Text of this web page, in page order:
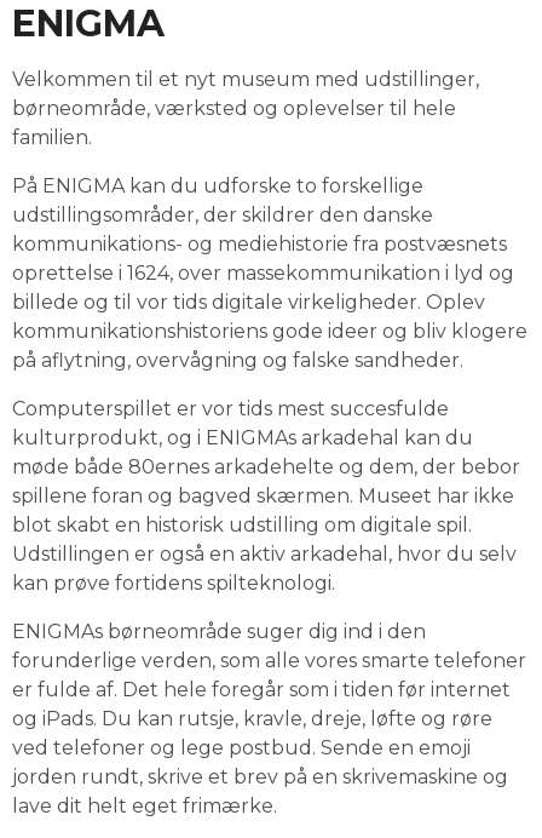
ENIGMA
Velkommen til et nyt museum med udstillinger,
børneområde, værksted og oplevelser til hele
familien.
På ENIGMA kan du udforske to forskellige
udstillingsområder, der skildrer den danske
kommunikations- og mediehistorie fra postvæsnets
oprettelse i 1624, over massekommunikation i lyd og
billede og til vor tids digitale virkeligheder. Oplev
kommunikationshistoriens gode ideer og bliv klogere
på aflytning, overvågning og falske sandheder.
Computerspillet er vor tids mest succesfulde
kulturprodukt, og i ENIGMAs arkadehal kan du
møde både 80ernes arkadehelte og dem, der bebor
spillene foran og bagved skærmen. Museet har ikke
blot skabt en historisk udstilling om digitale spil.
Udstillingen er også en aktiv arkadehal, hvor du selv
kan prøve fortidens spilteknologi.
ENIGMAs børneområde suger dig ind i den
forunderlige verden, som alle vores smarte telefoner
er fulde af. Det hele foregår som i tiden før internet
og iPads. Du kan rutsje, kravle, dreje, løfte og røre
ved telefoner og lege postbud. Sende en emoji
jorden rundt, skrive et brev på en skrivemaskine og
lave dit helt eget frimærke.